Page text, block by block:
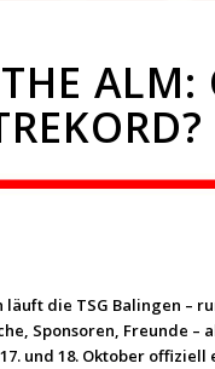
ALM:
läuft die TSG Balingen –
Sponsoren, Freunde –
und 18. Oktober offiziell